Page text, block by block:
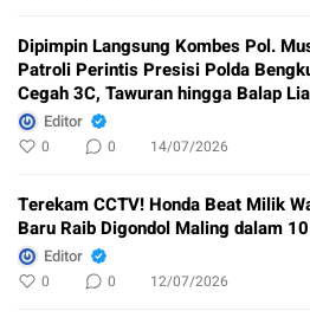
Dipimpin Langsung Kombes Pol.
Patroli Perintis Presisi Polda
Cegah 3C, Tawuran hingga Balap
Editor
0 0 14/07/2026
Terekam CCTV! Honda Beat Milik
Baru Raib Digondol Maling dalam
Editor
0 0 12/07/2026